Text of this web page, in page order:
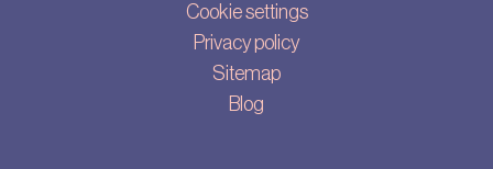
Cookie settings
Privacy policy
Sitemap
Blog